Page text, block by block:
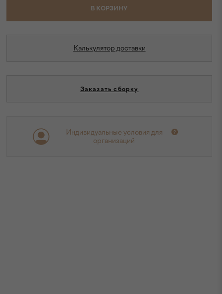
В КОРЗИНУ
Калькулятор доставки
Заказать сборку
Индивидуальные условия для
организаций